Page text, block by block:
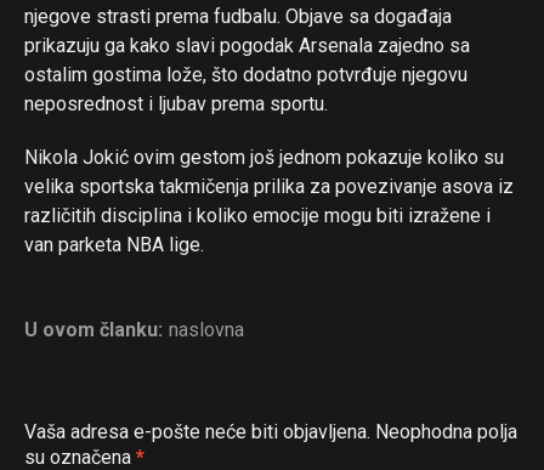
njegove strasti prema fudbalu. Objave sa događaja
prikazuju ga kako slavi pogodak Arsenala zajedno sa
ostalim gostima lože, što dodatno potvrđuje njegovu
neposrednost i ljubav prema sportu.
Nikola Jokić ovim gestom još jednom pokazuje koliko su
velika sportska takmičenja prilika za povezivanje asova iz
različitih disciplina i koliko emocije mogu biti izražene i
van parketa NBA lige.
U ovom članku: naslovna
Vaša adresa e-pošte neće biti objavljena. Neophodna polja
su označena *
Flipboard
Reddit
Pinterest
Email